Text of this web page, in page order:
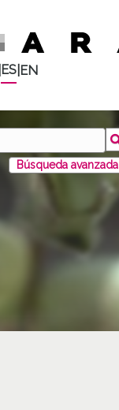
ES| EN
Búsqueda avanzada